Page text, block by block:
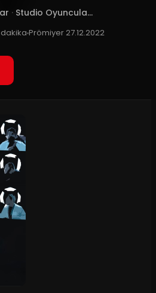
· Studio Oyuncula...
dakikaPrömiyer 27.12.2022